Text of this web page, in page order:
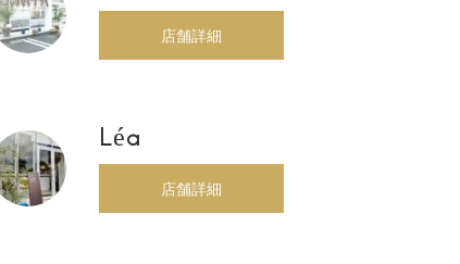
店舗詳細
Léa
店舗詳細